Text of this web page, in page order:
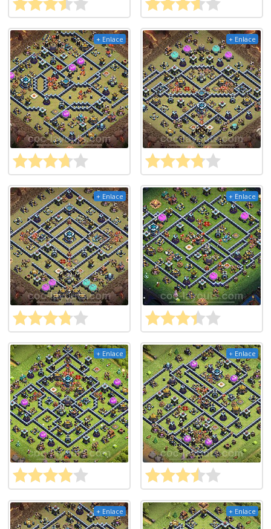
+ Enlace + Enlace
+ Enlace + Enlace
+ Enlace + Enlace
+ Enlace + Enlace